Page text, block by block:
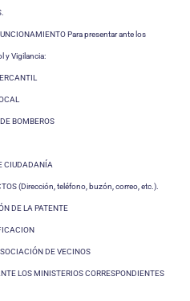
Para presentar ante los
y Vigilancia:
BOMBEROS
CIUDADANÍA
(Dirección, teléfono, buzón, correo, etc.).
DE LA PATENTE
DE VECINOS
LOS MINISTERIOS CORRESPONDIENTES